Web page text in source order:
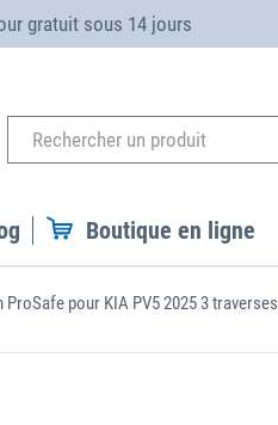
gratuit sous 14 jours
Boutique en ligne
ProSafe pour KIA PV5 2025 3 traverses